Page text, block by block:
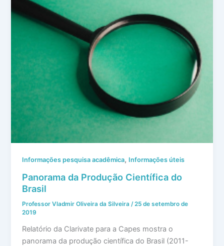
Informações pesquisa acadêmica, Informações úteis
Panorama da Produção Científica do
Brasil
Professor Vladmir Oliveira da Silveira/25 de setembro de
2019
Relatório da Clarivate para a Capes mostra o
panorama da produção científica do Brasil (2011-